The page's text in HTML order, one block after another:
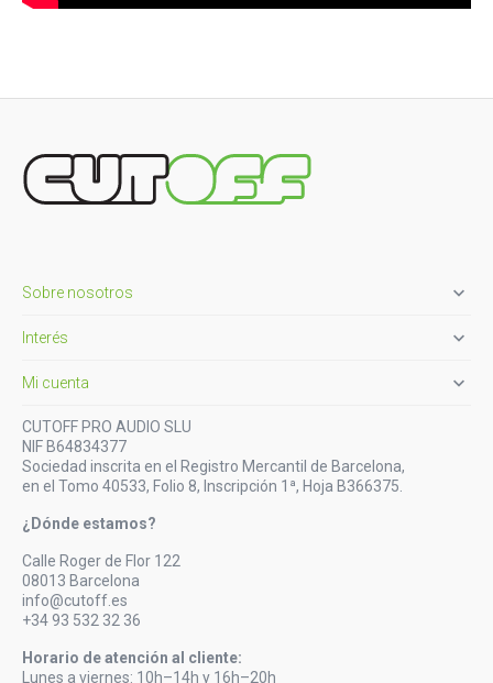
Sobre nosotros 
Interés 
Mi cuenta 
CUTOFF PRO AUDIO SLU
NIF B64834377
Sociedad inscrita en el Registro Mercantil de Barcelona,
en el Tomo 40533, Folio 8, Inscripción 1ª, Hoja B366375.
¿Dónde estamos?
Calle Roger de Flor 122
08013 Barcelona
info@cutoff.es
+34 93 532 32 36
Horario de atención al cliente:
Lunes a viernes: 10h–14h y 16h–20h